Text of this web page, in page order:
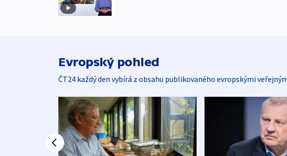
Evropský pohled
ČT24 každý den vybírá z obsahu publikovaného evropskými